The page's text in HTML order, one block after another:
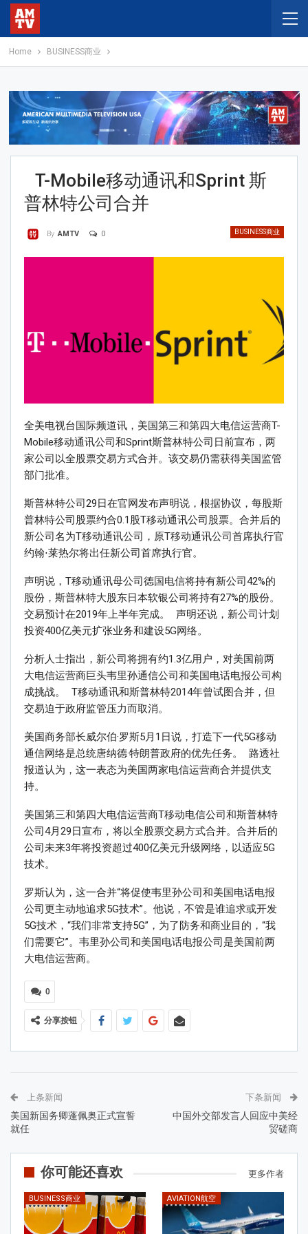
Home BUSINESS商业
T-Mobile移动通讯和Sprint 斯
普林特公司合并
BUSINESS商业
By AMTV 0
全美电视台国际频道讯，美国第三和第四大电信运营商T-
Mobile移动通讯公司和Sprint斯普林特公司日前宣布，两
家公司以全股票交易方式合并。该交易仍需获得美国监管
部门批准。
斯普林特公司29日在官网发布声明说，根据协议，每股斯
普林特公司股票约合0.1股T移动通讯公司股票。合并后的
新公司名为T移动通讯公司，原T移动通讯公司首席执行官
约翰⋅莱热尔将出任新公司首席执行官。
声明说，T移动通讯母公司德国电信将持有新公司42%的
股份，斯普林特大股东日本软银公司将持有27%的股份。
交易预计在2019年上半年完成。 声明还说，新公司计划
投资400亿美元扩张业务和建设5G网络。
分析人士指出，新公司将拥有约1.3亿用户，对美国前两
大电信运营商巨头韦里孙通信公司和美国电话电报公司构
成挑战。 T移动通讯和斯普林特2014年曾试图合并，但
交易迫于政府监管压力而取消。
美国商务部长威尔伯·罗斯5月1日说，打造下一代5G移动
通信网络是总统唐纳德·特朗普政府的优先任务。 路透社
报道认为，这一表态为美国两家电信运营商合并提供支
持。
美国第三和第四大电信运营商T移动电信公司和斯普林特
公司4月29日宣布，将以全股票交易方式合并。合并后的
公司未来3年将投资超过400亿美元升级网络，以适应5G
技术。
罗斯认为，这一合并“将促使韦里孙公司和美国电话电报
公司更主动地追求5G技术”。他说，不管是谁追求或开发
5G技术，“我们非常支持5G”，为了防务和商业目的，“我
们需要它”。韦里孙公司和美国电话电报公司是美国前两
大电信运营商。
0
分享按钮
上条新闻
美国新国务卿蓬佩奥正式宣誓
就任
下条新闻
中国外交部发言人回应中美经
贸磋商
你可能还喜欢 更多作者
BUSINESS商业 AVIATION航空